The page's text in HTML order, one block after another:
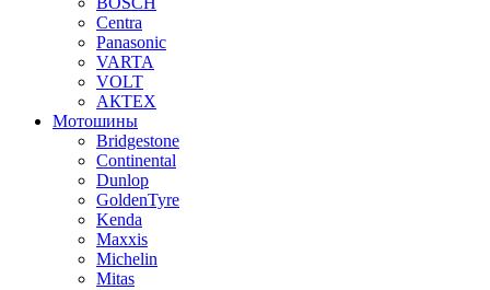
Centra
Panasonic
VARTA
VOLT
АКТЕХ
Мотошины
Bridgestone
Continental
Dunlop
GoldenTyre
Kenda
Maxxis
Michelin
Mitas